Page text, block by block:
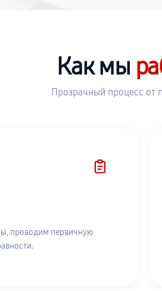
Как мы
Прозрачный процесс от
проводим первичную